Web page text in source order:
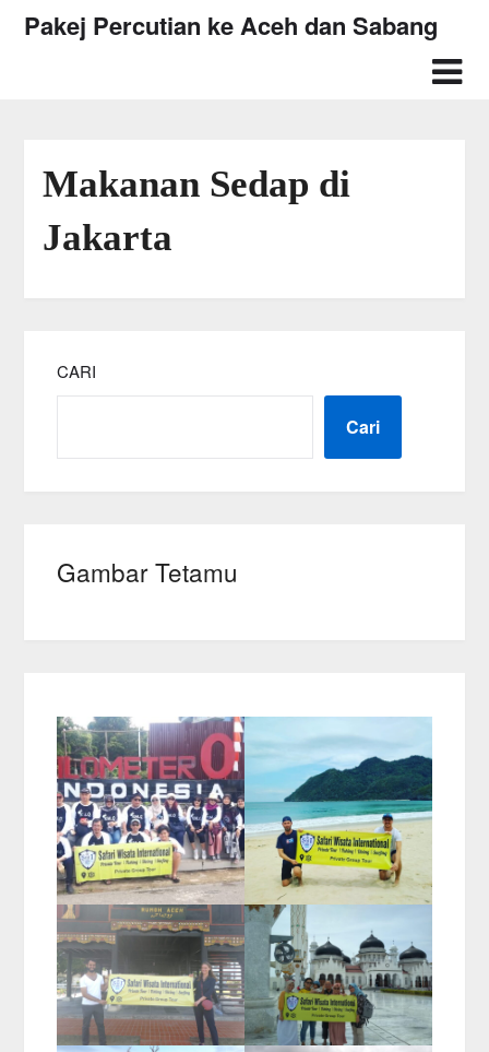
SkipPakej Percutian ke Aceh dan Sabang
Makanan Sedap di
Jakarta
CARI
Cari
Gambar Tetamu